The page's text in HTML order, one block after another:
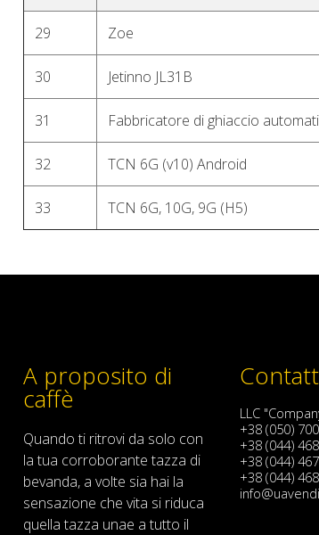
29 Zoe
30 Jetinno JL31B
31 Fabbricatore di ghiaccio
32 TCN 6G (v10) Android
33 TCN 6G, 10G, 9G (H5)
A proposito di
caffè
Quando ti ritrovi da solo con
la tua corroborante tazza di
bevanda, a volte sia hai la
sensazione che vita si riduca
quella tazza unae a tutto il
LLC
+38 (050)
+38 (044)
+38 (044)
+38 (044)